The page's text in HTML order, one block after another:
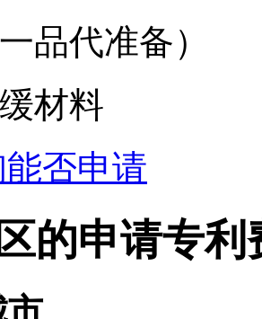
品代准备）
材料
否申请
的申请专利